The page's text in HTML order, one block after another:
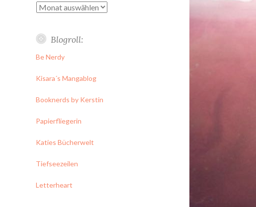
Archiv
Blogroll:
Be Nerdy
Kisara´s Mangablog
Booknerds by Kerstin
Papierfliegerin
Katies Bücherwelt
Tiefseezeilen
Letterheart